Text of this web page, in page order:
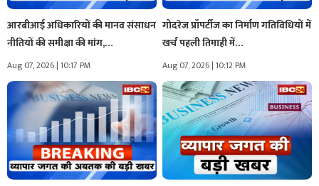
आरबीआई अधिकारियों की मानव संसाधन
नीतियों की समीक्षा की मांग,…
Aug 07, 2026 | 10:17 PM
गोदरेज प्रॉपर्टीज का निर्माण गतिविधियों में
खर्च पहली तिमाही में…
Aug 07, 2026 | 10:12 PM